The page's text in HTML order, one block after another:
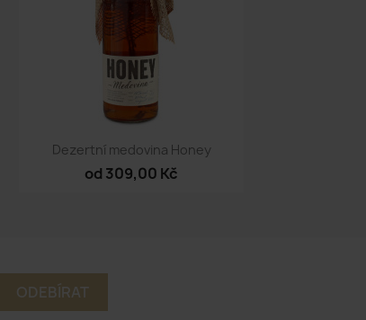
Dezertní medovina Honey
od 309,00 Kč
Rychlý náhled